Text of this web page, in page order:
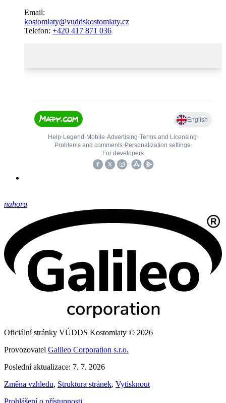
Email:
kostomlaty@vuddskostomlaty.cz
Telefon: +420 417 871 036
nahoru
Oficiální stránky VÚDDS Kostomlaty © 2026
Provozovatel Galileo Corporation s.r.o.
Poslední aktualizace: 7. 7. 2026
Změna vzhledu, Struktura stránek, Vytisknout
Prohlášení o přístupnosti